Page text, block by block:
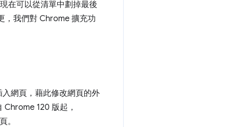
在可以從清單中劃掉最後
，我們對 Chrome 擴充功
網頁，藉此修改網頁的外
120 版起，
。